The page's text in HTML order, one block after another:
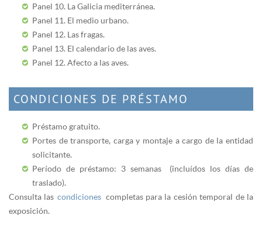
Panel 10. La Galicia mediterránea.
Panel 11. El medio urbano.
Panel 12. Las fragas.
Panel 13. El calendario de las aves.
Panel 12. Afecto a las aves.
CONDICIONES DE PRÉSTAMO
Préstamo gratuito.
Portes de transporte, carga y montaje a cargo de la entidad
solicitante.
Período de préstamo: 3 semanas (incluídos los días de
traslado).
Consulta lascondiciones completas para la cesión temporal de la
exposición.